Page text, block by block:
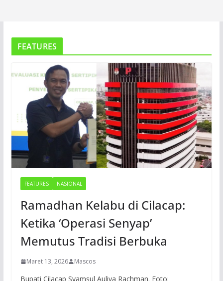
FEATURES
FEATURES NASIONAL
Ramadhan Kelabu di Cilacap:
Ketika ‘Operasi Senyap’
Memutus Tradisi Berbuka
Maret 13, 2026 Mascos
Bupati Cilacap Syamsul Auliya Rachman. Foto: